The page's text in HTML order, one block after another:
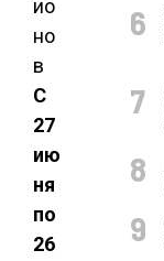
С
27
ию
ня
по
26